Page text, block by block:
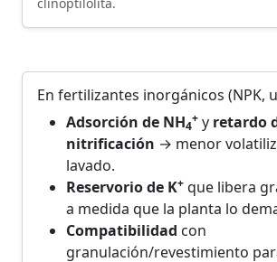
En fertilizantes inorgánicos (NPK,
Adsorción de NH4
+ y retardo
nitrificación → menor
lavado.
Reservorio de K+ que libera
a medida que la planta lo
Compatibilidad con
granulación/revestimiento